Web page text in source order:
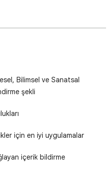
Bilimsel ve Sanatsal
şekli
için en iyi uygulamalar
içerik bildirme